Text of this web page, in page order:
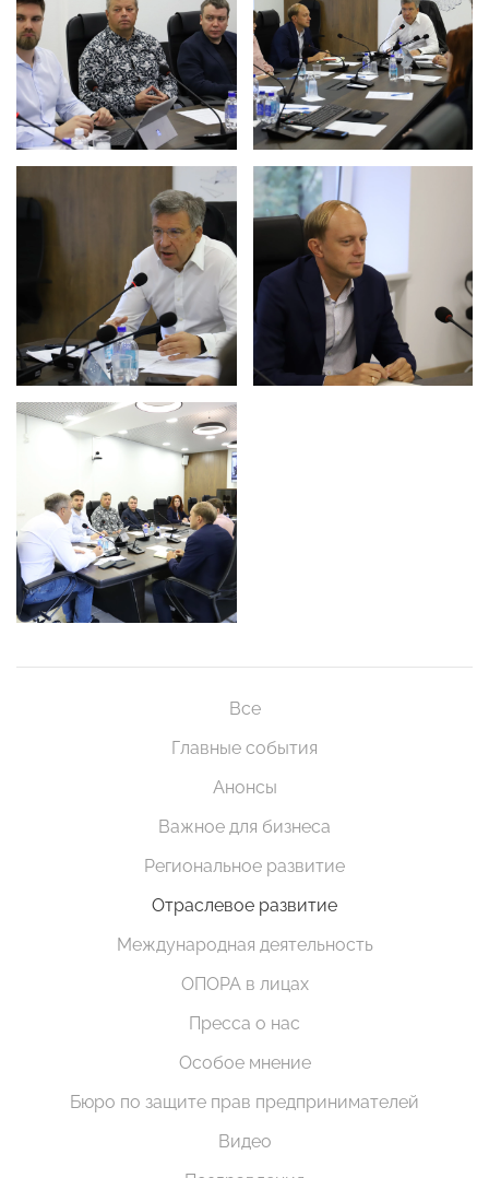
Все
Главные события
Анонсы
Важное для бизнеса
Региональное развитие
Отраслевое развитие
Международная деятельность
ОПОРА в лицах
Пресса о нас
Особое мнение
Бюро по защите прав предпринимателей
Видео